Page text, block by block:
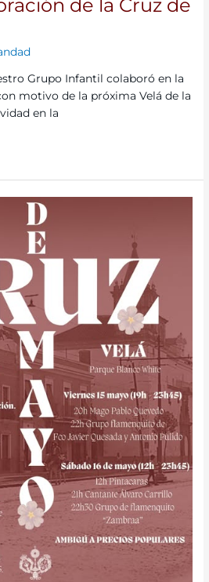
de la Cruz de
Grupo Infantil colaboró en la
motivo de la próxima Velá de la
en la